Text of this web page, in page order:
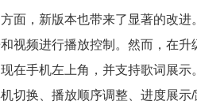
面，新版本也带来了显著的改
视频进行播放控制。然而，在
在手机左上角，并支持歌词展
切换、播放顺序调整、进度展示/